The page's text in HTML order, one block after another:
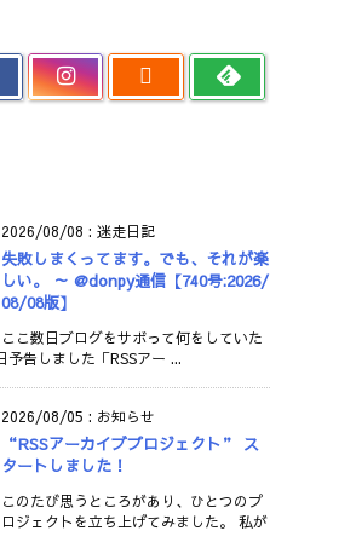

2026/08/08 : 迷走日記
失敗しまくってます。でも、それが楽
しい。 ～ @donpy通信【740号:2026/
08/08版】
ここ数日ブログをサボって何をしていた
予告しました「RSSアー ...
2026/08/05 : お知らせ
“RSSアーカイブプロジェクト” ス
タートしました！
このたび思うところがあり、ひとつのプ
ロジェクトを立ち上げてみました。 私が